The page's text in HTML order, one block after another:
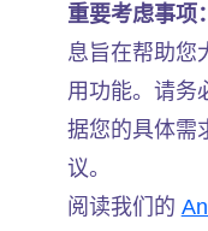
重要考虑事项：
息旨在帮助您
用功能。请务
据您的具体需
议。
阅读我们的